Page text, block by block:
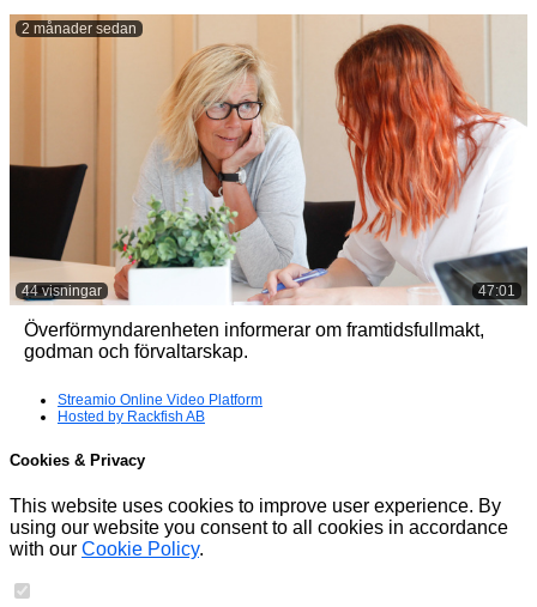
47:01
44 visningar
2 månader sedan
Överförmyndarenheten informerar om framtidsfullmakt,
godman och förvaltarskap.
Streamio Online Video Platform
Hosted by Rackfish AB
Cookies & Privacy
This website uses cookies to improve user experience. By
using our website you consent to all cookies in accordance
with our Cookie Policy.